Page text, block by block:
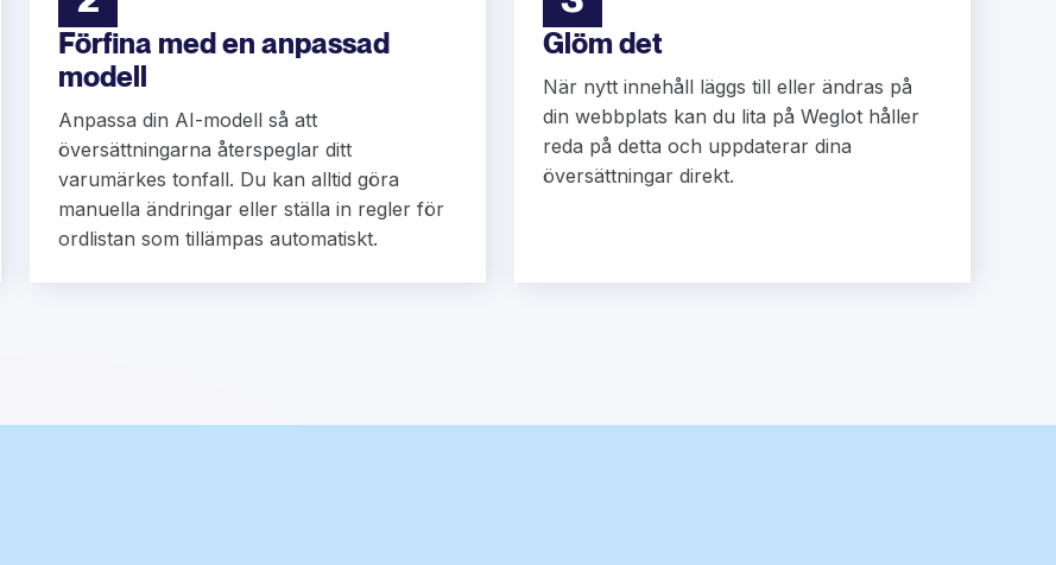
Förfina med en anpassad
modell
Anpassa din AI-modell så att
översättningarna återspeglar ditt
varumärkes tonfall. Du kan alltid göra
manuella ändringar eller ställa in regler för
ordlistan som tillämpas automatiskt.
Glöm det
När nytt innehåll läggs till eller ändras på
din webbplats kan du lita på Weglot håller
reda på detta och uppdaterar dina
översättningar direkt.